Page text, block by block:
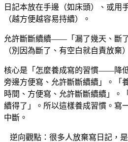
日記本放在手邊（如床頭）、或用
（越方便越容易持續）。
允許斷斷續續——「漏了幾天、斷
（別因為斷了、有空白就自責放棄
核心是「怎麼養成寫的習慣——降
旁邊方便寫、允許斷斷續續」。「
時間、方便寫、允許斷斷續續」。
續得了」。所以這樣養成習慣。寫
中斷。
逆向觀點：很多人放棄寫日記，